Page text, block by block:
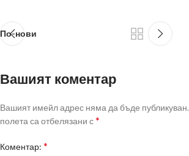
По-нови
Вашият коментар
Вашият имейл адрес няма да бъде публикуван.
полета са отбелязани с*
Коментар: *